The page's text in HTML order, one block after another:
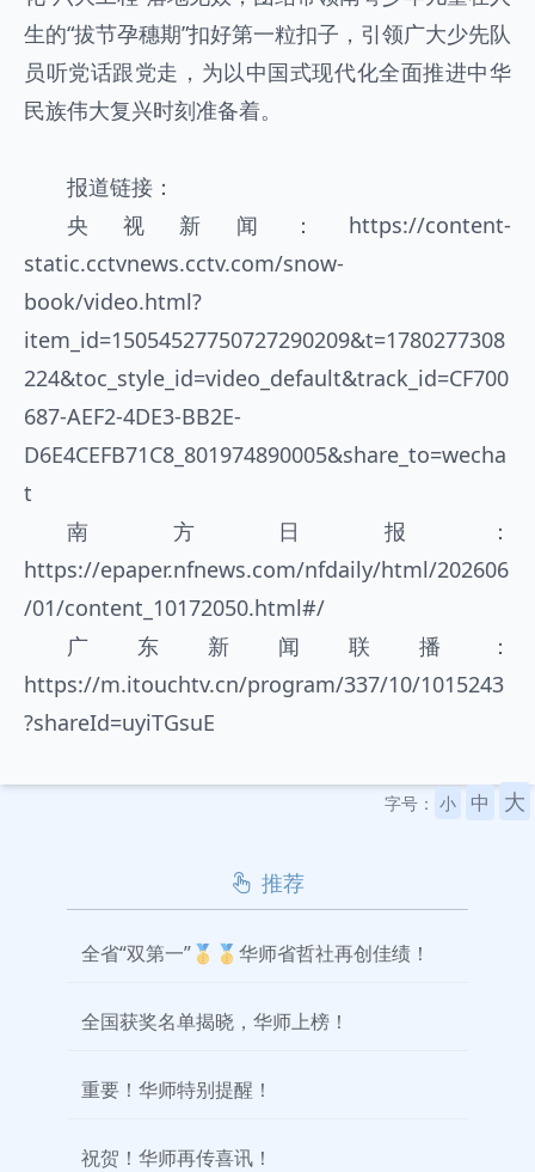
生的“拔节孕穗期”扣好第一粒扣子，引领广大少先队
员听党话跟党走，为以中国式现代化全面推进中华
民族伟大复兴时刻准备着。
报道链接：
央视新闻： https://content-
static.cctvnews.cctv.com/snow-
book/video.html?
item_id=15054527750727290209&t=1780277308
224&toc_style_id=video_default&track_id=CF700
687-AEF2-4DE3-BB2E-
D6E4CEFB71C8_801974890005&share_to=wecha
t
南方日报：
https://epaper.nfnews.com/nfdaily/html/202606
/01/content_10172050.html#/
广东新闻联播：
https://m.itouchtv.cn/program/337/10/1015243
?shareId=uyiTGsuE
字号： 小 中 大
推荐
全省“双第一”🥇🥇华师省哲社再创佳绩！
全国获奖名单揭晓，华师上榜！
重要！华师特别提醒！
祝贺！华师再传喜讯！